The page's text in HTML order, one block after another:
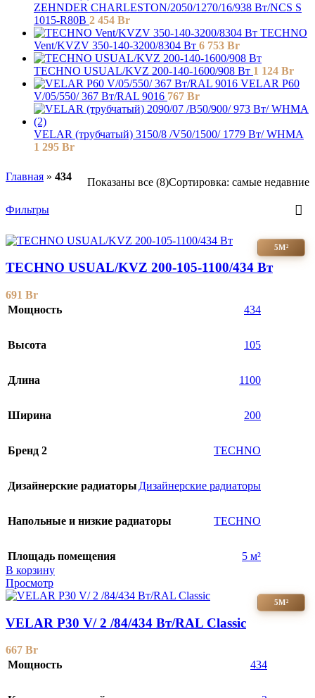
ZEHNDER CHARLESTON/2050/1270/16/938 Вт/NCS S
1015-R80B 2 454 Br
TECHNO
Vent/KVZV 350-140-3200/8304 Вт 6 753 Br
TECHNO USUAL/KVZ 200-140-1600/908 Вт 1 124 Br
VELAR P60
V/05/550/ 367 Bт/RAL 9016 767 Br
VELAR (трубчатый) 3150/8 /V50/1500/ 1779 Bт/ WHMA
1 295 Br
Главная » 434 Показаны все (8)Сортировка: самые недавние
Фильтры
5М²
TECHNO USUAL/KVZ 200-105-1100/434 Вт
691 Br
Мощность
434
Высота 105
Длина 1100
Ширина 200
Бренд 2 TECHNO
Дизайнерские радиаторы Дизайнерские радиаторы
Напольные и низкие радиаторы TECHNO
Площадь помещения
5 м²
В корзину
Просмотр
5М²
VELAR P30 V/ 2 /84/434 Вт/RAL Classic
667 Br
Мощность
434